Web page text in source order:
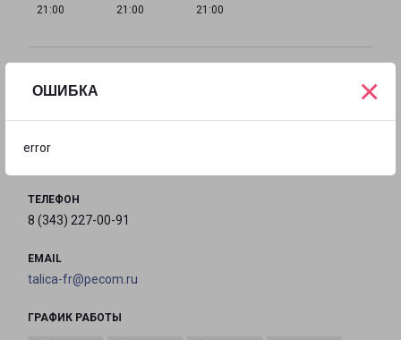
ОШИБКА
error
×
21:00
21:00
21:00
Свердловская обл., Талицкий р-н, п. Троицкий, ул.
Нахимова, д. 2
ТЕЛЕФОН
8 (343) 227-00-91
EMAIL
talica-fr@pecom.ru
ГРАФИК РАБОТЫ